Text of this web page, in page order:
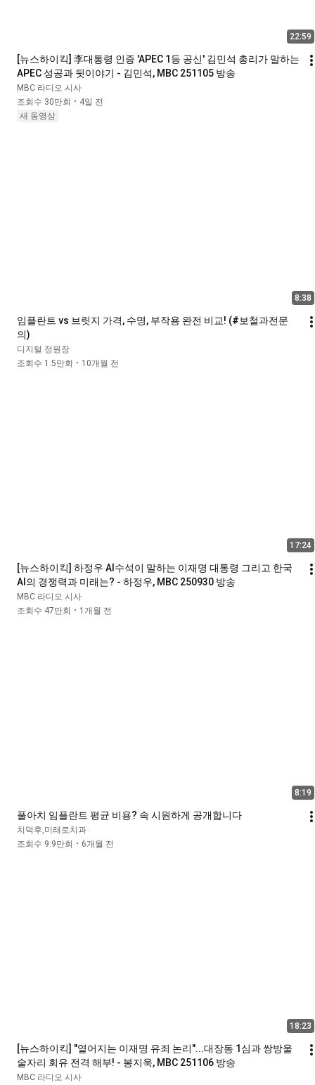
22:59
[뉴스하이킥] 李대통령 인증 'APEC 1등 공신' 김민석 총리가 말하는
APEC 성공과 뒷이야기 - 김민석, MBC 251105 방송
MBC 라디오 시사
조회수 30만회
• 4일 전
새 동영상
8:38
임플란트 vs 브릿지 가격, 수명, 부작용 완전 비교! (#보철과전문
의)
디지털 정원장
조회수 1.5만회
• 10개월 전
17:24
[뉴스하이킥] 하정우 AI수석이 말하는 이재명 대통령 그리고 한국
AI의 경쟁력과 미래는? - 하정우, MBC 250930 방송
MBC 라디오 시사
조회수 47만회
• 1개월 전
8:19
풀아치 임플란트 평균 비용? 속 시원하게 공개합니다
치덕후,미래로치과
조회수 9.9만회
• 6개월 전
18:23
[뉴스하이킥] "옅어지는 이재명 유죄 논리"...대장동 1심과 쌍방울
술자리 회유 전격 해부! - 봉지욱, MBC 251106 방송
MBC 라디오 시사